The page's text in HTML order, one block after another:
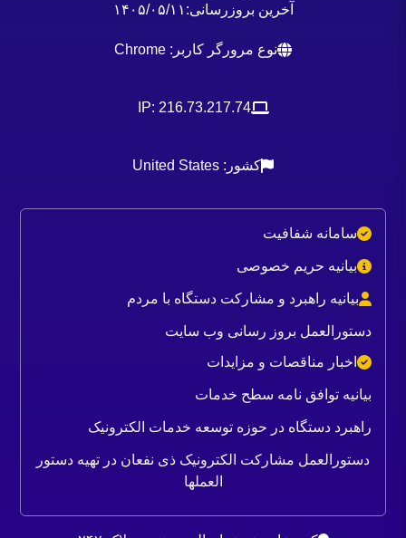
آخرین بروزرسانی:۱۴۰۵/۰۵/۱۱
نوع مرورگر کاربر: Chrome
IP: 216.73.217.74
کشور: United States
سامانه شفافیت
بیانیه حریم خصوصی
بیانیه راهبرد و مشارکت دستگاه با مردم
دستورالعمل بروز رسانی وب سایت
اخبار مناقصات و مزایدات
بیانیه توافق نامه سطح خدمات
راهبرد دستگاه در حوزه توسعه خدمات الکترونیک
دستورالعمل مشارکت الکترونیک ذی نفعان در تهیه دستور
العملها